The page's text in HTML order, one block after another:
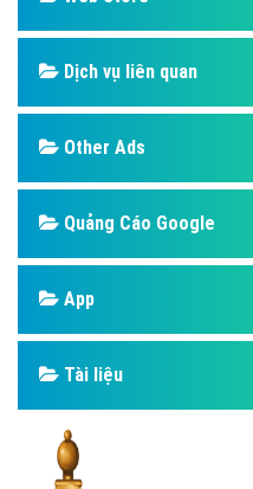
Dịch vụ liên quan
Other Ads
Quảng Cáo Google
App
Tài liệu